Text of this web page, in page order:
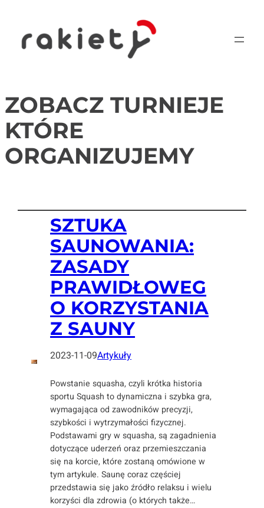
ZOBACZ TURNIEJE
KTÓRE
ORGANIZUJEMY
SZTUKA
SAUNOWANIA:
ZASADY
PRAWIDŁOWEG
O KORZYSTANIA
Z SAUNY
2023-11-09Artykuły
Powstanie squasha, czyli krótka historia
sportu Squash to dynamiczna i szybka gra,
wymagająca od zawodników precyzji,
szybkości i wytrzymałości fizycznej.
Podstawami gry w squasha, są zagadnienia
dotyczące uderzeń oraz przemieszczania
się na korcie, które zostaną omówione w
tym artykule. Saunę coraz częściej
przedstawia się jako źródło relaksu i wielu
korzyści dla zdrowia (o których także…